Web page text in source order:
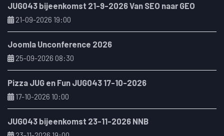
JUG043 bijeenkomst 21-9-2026 Van SEO naar GEO
21-09-2026 19:00
Joomla Unconference 2026
25-09-2026 08:30
Pizza JUG en Fun JUG043 17-10-2026
17-10-2026 10:00
JUG043 bijeenkomst 23-11-2026 NNB